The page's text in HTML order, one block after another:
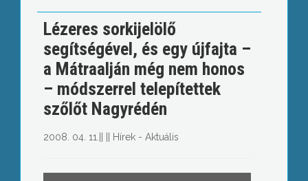
Lézeres sorkijelölő
segítségével, és egy újfajta –
a Mátraalján még nem honos
– módszerrel telepítettek
szőlőt Nagyrédén
2008. 04. 11. Hírek - Aktuális